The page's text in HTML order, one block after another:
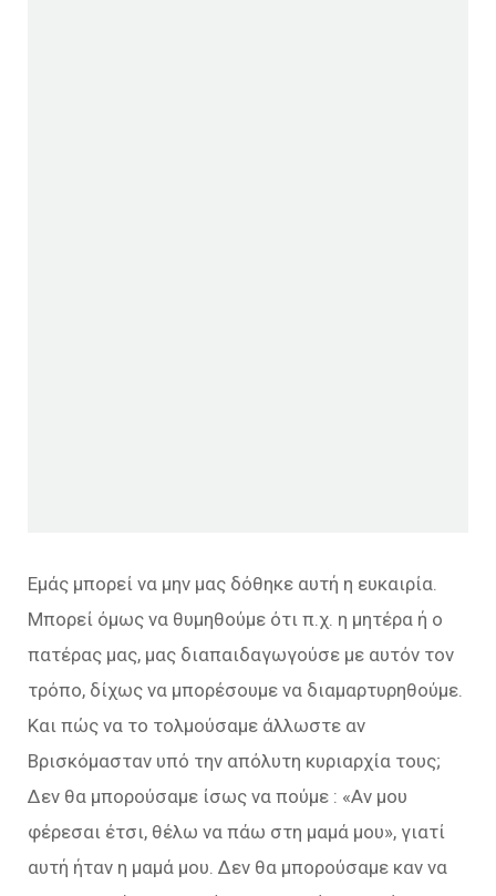
Εμάς μπορεί να μην μας δόθηκε αυτή η ευκαιρία.
Μπορεί όμως να θυμηθούμε ότι π.χ. η μητέρα ή ο
πατέρας μας, μας διαπαιδαγωγούσε µε αυτόν τον
τρόπο, δίχως να μπορέσουμε να διαμαρτυρηθούμε.
Και πώς να το τολμούσαμε άλλωστε αν
Βρισκόμασταν υπό την απόλυτη κυριαρχία τους;
Δεν θα μπορούσαμε ίσως να πούμε : «Αν µου
φέρεσαι έτσι, θέλω να πάω στη μαμά µου», γιατί
αυτή ήταν η μαμά µου. Δεν θα μπορούσαμε καν να